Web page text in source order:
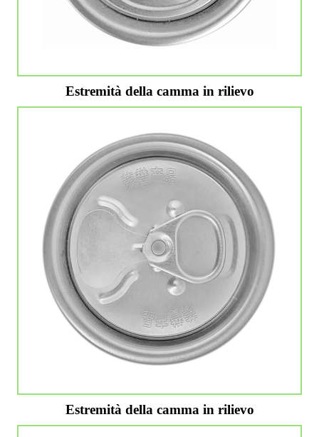
Estremità della camma in rilievo
Estremità della camma in rilievo